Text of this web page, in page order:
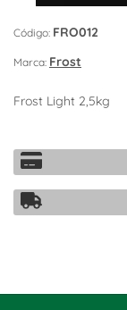
Código: FRO012
Marca: Frost
Frost Light 2,5kg